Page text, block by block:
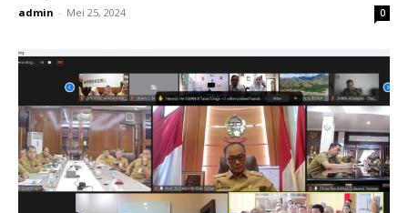
admin - Mei 25, 2024 0